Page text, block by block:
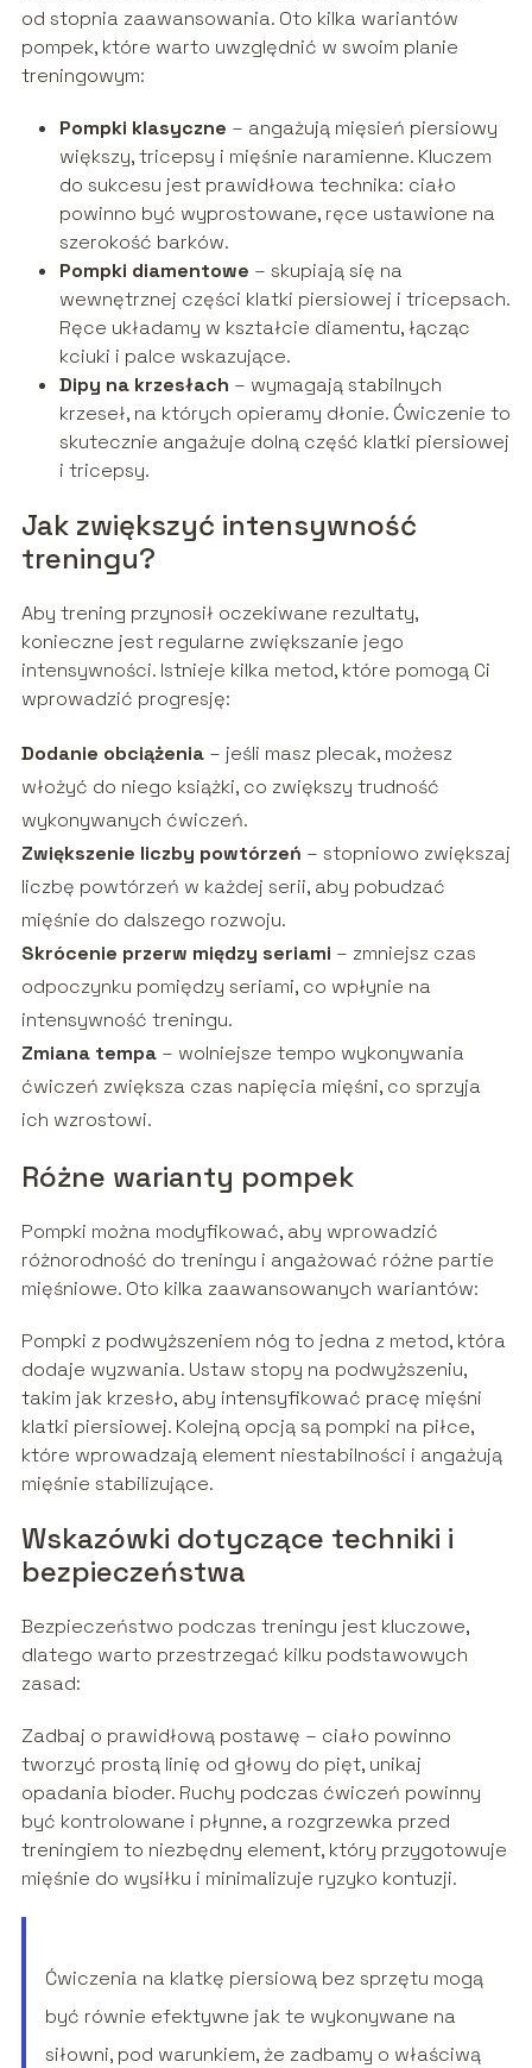
od stopnia zaawansowania. Oto kilka wariantów
pompek, które warto uwzględnić w swoim planie
treningowym:
Pompki klasyczne – angażują mięsień piersiowy
większy, tricepsy i mięśnie naramienne. Kluczem
do sukcesu jest prawidłowa technika: ciało
powinno być wyprostowane, ręce ustawione na
szerokość barków.
Pompki diamentowe – skupiają się na
wewnętrznej części klatki piersiowej i tricepsach.
Ręce układamy w kształcie diamentu, łącząc
kciuki i palce wskazujące.
Dipy na krzesłach – wymagają stabilnych
krzeseł, na których opieramy dłonie. Ćwiczenie to
skutecznie angażuje dolną część klatki piersiowej
i tricepsy.
Jak zwiększyć intensywność
treningu?
Aby trening przynosił oczekiwane rezultaty,
konieczne jest regularne zwiększanie jego
intensywności. Istnieje kilka metod, które pomogą Ci
wprowadzić progresję:
Dodanie obciążenia– jeśli masz plecak, możesz
włożyć do niego książki, co zwiększy trudność
wykonywanych ćwiczeń.
Zwiększenie liczby powtórzeń – stopniowo zwiększaj
liczbę powtórzeń w każdej serii, aby pobudzać
mięśnie do dalszego rozwoju.
Skrócenie przerw między seriami – zmniejsz czas
odpoczynku pomiędzy seriami, co wpłynie na
intensywność treningu.
Zmiana tempa– wolniejsze tempo wykonywania
ćwiczeń zwiększa czas napięcia mięśni, co sprzyja
ich wzrostowi.
Różne warianty pompek
Pompki można modyfikować, aby wprowadzić
różnorodność do treningu i angażować różne partie
mięśniowe. Oto kilka zaawansowanych wariantów:
Pompki z podwyższeniem nóg to jedna z metod, która
dodaje wyzwania. Ustaw stopy na podwyższeniu,
takim jak krzesło, aby intensyfikować pracę mięśni
klatki piersiowej. Kolejną opcją są pompki na piłce,
które wprowadzają element niestabilności i angażują
mięśnie stabilizujące.
Wskazówki dotyczące techniki i
bezpieczeństwa
Bezpieczeństwo podczas treningu jest kluczowe,
dlatego warto przestrzegać kilku podstawowych
zasad:
Zadbaj o prawidłową postawę – ciało powinno
tworzyć prostą linię od głowy do pięt, unikaj
opadania bioder. Ruchy podczas ćwiczeń powinny
być kontrolowane i płynne, a rozgrzewka przed
treningiem to niezbędny element, który przygotowuje
mięśnie do wysiłku i minimalizuje ryzyko kontuzji.
Ćwiczenia na klatkę piersiową bez sprzętu mogą
być równie efektywne jak te wykonywane na
siłowni, pod warunkiem, że zadbamy o właściwą